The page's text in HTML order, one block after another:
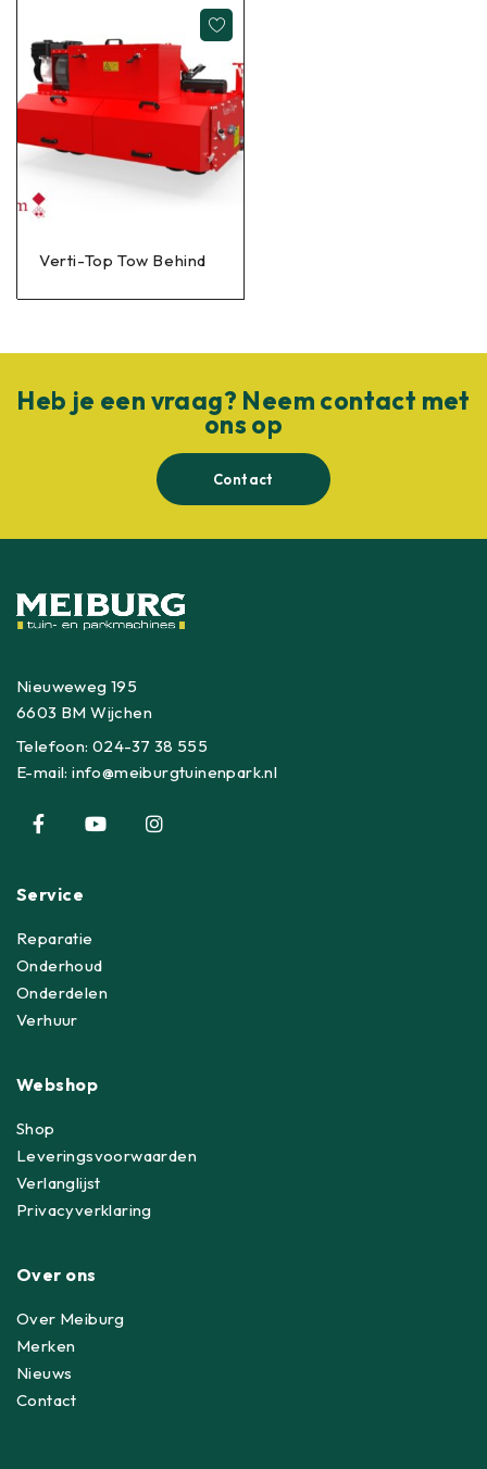
Verti-Top Tow Behind
Heb je een vraag? Neem contact met
ons op
Contact
Nieuweweg 195
6603 BM Wijchen
Telefoon:024-37 38 555
E-mail:info@meiburgtuinenpark.nl
Service
Reparatie
Onderhoud
Onderdelen
Verhuur
Webshop
Shop
Leveringsvoorwaarden
Verlanglijst
Privacyverklaring
Over ons
Over Meiburg
Merken
Nieuws
Contact